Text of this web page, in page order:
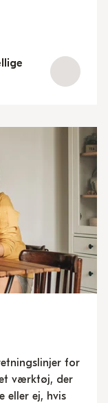
for
værktøj, der
eller ej, hvis